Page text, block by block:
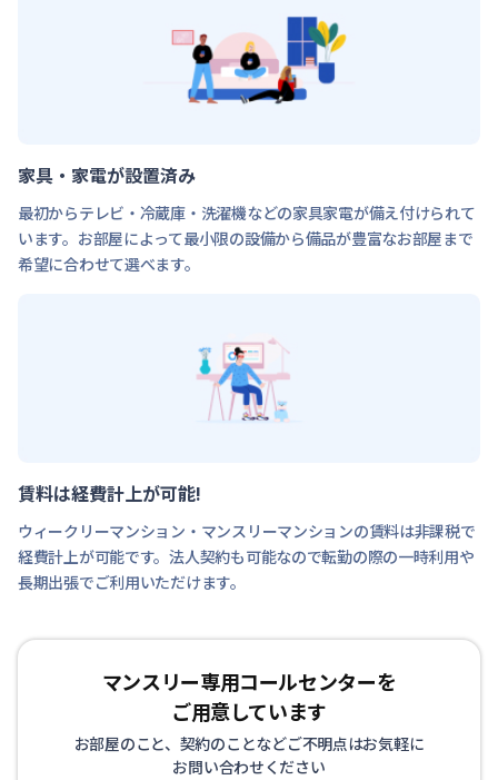
家具・家電が設置済み
最初からテレビ・冷蔵庫・洗濯機などの家具家電が備え付けられて
います。お部屋によって最小限の設備から備品が豊富なお部屋まで
希望に合わせて選べます。
賃料は経費計上が可能!
ウィークリーマンション・マンスリーマンションの賃料は非課税で
経費計上が可能です。法人契約も可能なので転勤の際の一時利用や
長期出張でご利用いただけます。
マンスリー専用コールセンターを
ご用意しています
お部屋のこと、契約のことなどご不明点はお気軽に
お問い合わせください